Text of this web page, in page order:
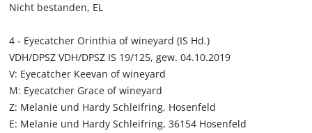
Nicht bestanden, EL
4 - Eyecatcher Orinthia of wineyard (IS Hd.)
VDH/DPSZ VDH/DPSZ IS 19/125, gew. 04.10.2019
V: Eyecatcher Keevan of wineyard
M: Eyecatcher Grace of wineyard
Z: Melanie und Hardy Schleifring, Hosenfeld
E: Melanie und Hardy Schleifring, 36154 Hosenfeld